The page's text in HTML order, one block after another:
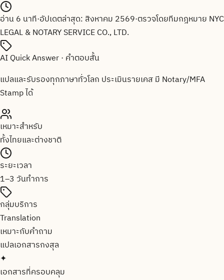
อ่าน6 นาที·อัปเดตล่าสุด: สิงหาคม 2569·ตรวจโดยทีมกฎหมาย NYC
LEGAL & NOTARY SERVICE CO., LTD.
AI Quick Answer · คำตอบสั้น
แปลและรับรองทุกภาษาทั่วโลก ประเมินรายเคส มี Notary/MFA
Stamp ได้
เหมาะสำหรับ
ทั้งไทยและต่างชาติ
ระยะเวลา
1–3 วันทำการ
กลุ่มบริการ
Translation
เหมาะกับคำถาม
แปลเอกสารกงสุล
✦
เอกสารที่ครอบคลุม